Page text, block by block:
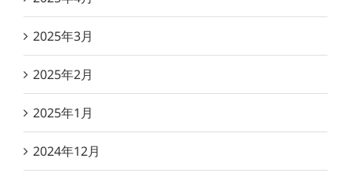
2025年3月
2025年2月
2025年1月
2024年12月